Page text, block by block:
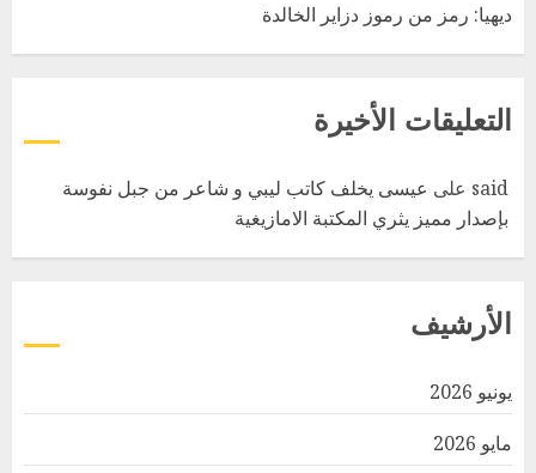
ديهيا: رمز من رموز دزاير الخالدة
التعليقات الأخيرة
said على عيسى يخلف كاتب ليبي و شاعر من جبل نفوسة
بإصدار مميز يثري المكتبة الامازيغية
الأرشيف
يونيو 2026
مايو 2026